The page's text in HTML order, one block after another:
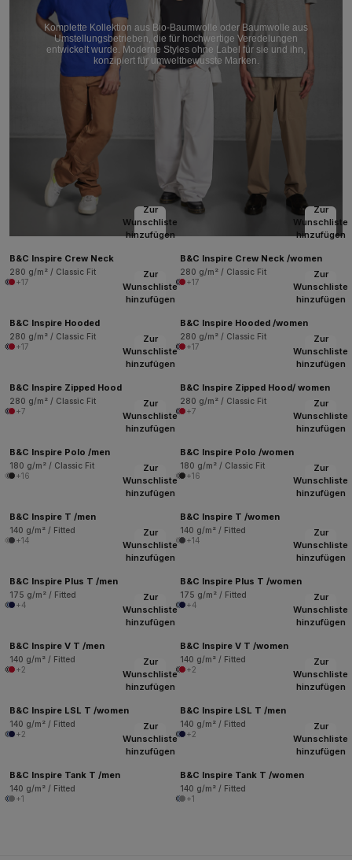
Komplette Kollektion aus Bio-Baumwolle oder Baumwolle aus
Umstellungsbetrieben, die für hochwertige Veredelungen
entwickelt wurde. Moderne Styles ohne Label für sie und ihn,
konzipiert für umweltbewusste Marken.
Zur
Wunschliste
hinzufügen
B&C Inspire Crew Neck
280 g/m² / Classic Fit
+17
Zur
Wunschliste
hinzufügen
B&C Inspire Crew Neck /women
280 g/m² / Classic Fit
+17
Zur
Wunschliste
hinzufügen
B&C Inspire Hooded
280 g/m² / Classic Fit
+17
Zur
Wunschliste
hinzufügen
B&C Inspire Hooded /women
280 g/m² / Classic Fit
+17
Zur
Wunschliste
hinzufügen
B&C Inspire Zipped Hood
280 g/m² / Classic Fit
+7
Zur
Wunschliste
hinzufügen
B&C Inspire Zipped Hood/ women
280 g/m² / Classic Fit
+7
Zur
Wunschliste
hinzufügen
B&C Inspire Polo /men
180 g/m² / Classic Fit
+16
Zur
Wunschliste
hinzufügen
B&C Inspire Polo /women
180 g/m² / Classic Fit
+16
Zur
Wunschliste
hinzufügen
B&C Inspire T /men
140 g/m² / Fitted
+14
Zur
Wunschliste
hinzufügen
B&C Inspire T /women
140 g/m² / Fitted
+14
Zur
Wunschliste
hinzufügen
B&C Inspire Plus T /men
175 g/m² / Fitted
+4
Zur
Wunschliste
hinzufügen
B&C Inspire Plus T /women
175 g/m² / Fitted
+4
Zur
Wunschliste
hinzufügen
B&C Inspire V T /men
140 g/m² / Fitted
+2
Zur
Wunschliste
hinzufügen
B&C Inspire V T /women
140 g/m² / Fitted
+2
Zur
Wunschliste
hinzufügen
B&C Inspire LSL T /women
140 g/m² / Fitted
+2
Zur
Wunschliste
hinzufügen
B&C Inspire LSL T /men
140 g/m² / Fitted
+2
Zur
Wunschliste
hinzufügen
B&C Inspire Tank T /men
140 g/m² / Fitted
+1
Zur
Wunschliste
hinzufügen
B&C Inspire Tank T /women
140 g/m² / Fitted
+1